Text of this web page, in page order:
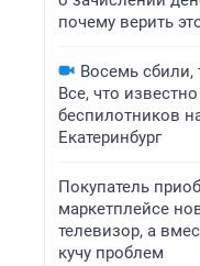
почему верить
Восемь сбили,
Все, что
беспилотников
Екатеринбург
Покупатель
маркетплейсе
телевизор, а
кучу проблем